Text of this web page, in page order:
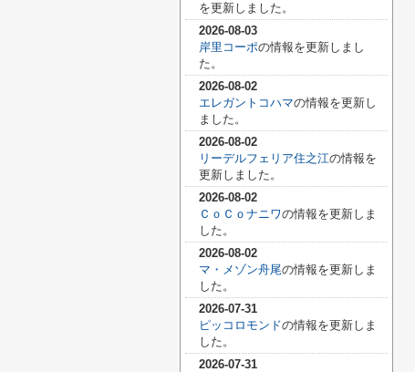
を更新しました。
2026-08-03
岸里コーポの情報を更新しまし
た。
2026-08-02
エレガントコハマの情報を更新し
ました。
2026-08-02
リーデルフェリア住之江の情報を
更新しました。
2026-08-02
ＣｏＣｏナニワの情報を更新しま
した。
2026-08-02
マ・メゾン舟尾の情報を更新しま
した。
2026-07-31
ピッコロモンドの情報を更新しま
した。
2026-07-31